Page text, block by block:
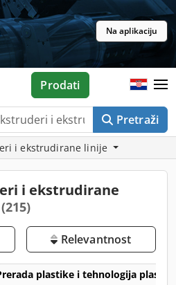
Na aplikaciju
Pretraži
Prodati
i ekstrudirane linije
i ekstrudirane
(215)
Relevantnost
plastike i tehnologija